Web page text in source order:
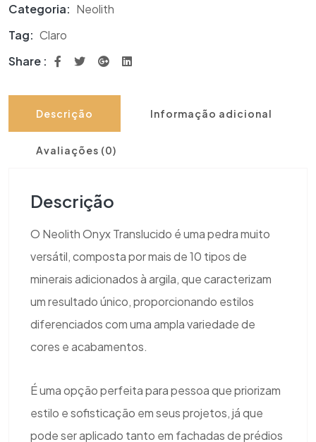
Categoria: Neolith
Tag: Claro
Share :
Descrição Informação adicional
Avaliações (0)
Descrição
O Neolith Onyx Translucido é uma pedra muito
versátil, composta por mais de 10 tipos de
minerais adicionados à argila, que caracterizam
um resultado único, proporcionando estilos
diferenciados com uma ampla variedade de
cores e acabamentos.
É uma opção perfeita para pessoa que priorizam
estilo e sofisticação em seus projetos, já que
pode ser aplicado tanto em fachadas de prédios